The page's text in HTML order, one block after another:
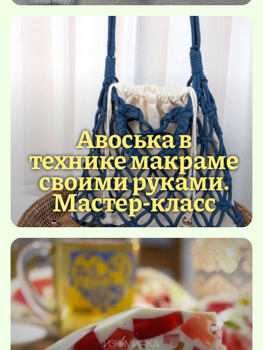
Авоська в
технике макраме
своими руками.
Мастер-класс